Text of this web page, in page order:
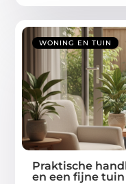
WONING EN TUIN
Praktische
en een fijne tuin